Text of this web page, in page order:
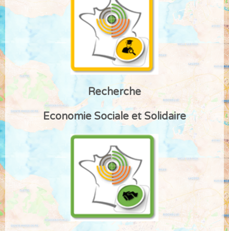
Recherche
Economie Sociale et Solidaire